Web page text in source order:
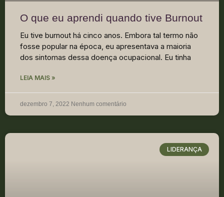
O que eu aprendi quando tive Burnout
Eu tive burnout há cinco anos. Embora tal termo não
fosse popular na época, eu apresentava a maioria
dos sintomas dessa doença ocupacional. Eu tinha
LEIA MAIS »
dezembro 7, 2022 Nenhum comentário
LIDERANÇA